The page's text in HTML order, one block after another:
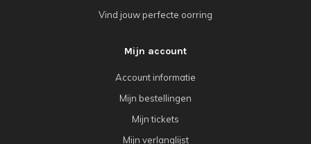
Vind jouw perfecte oorring
Mijn account
Account informatie
Mijn bestellingen
Mijn tickets
Mijn verlanglijst